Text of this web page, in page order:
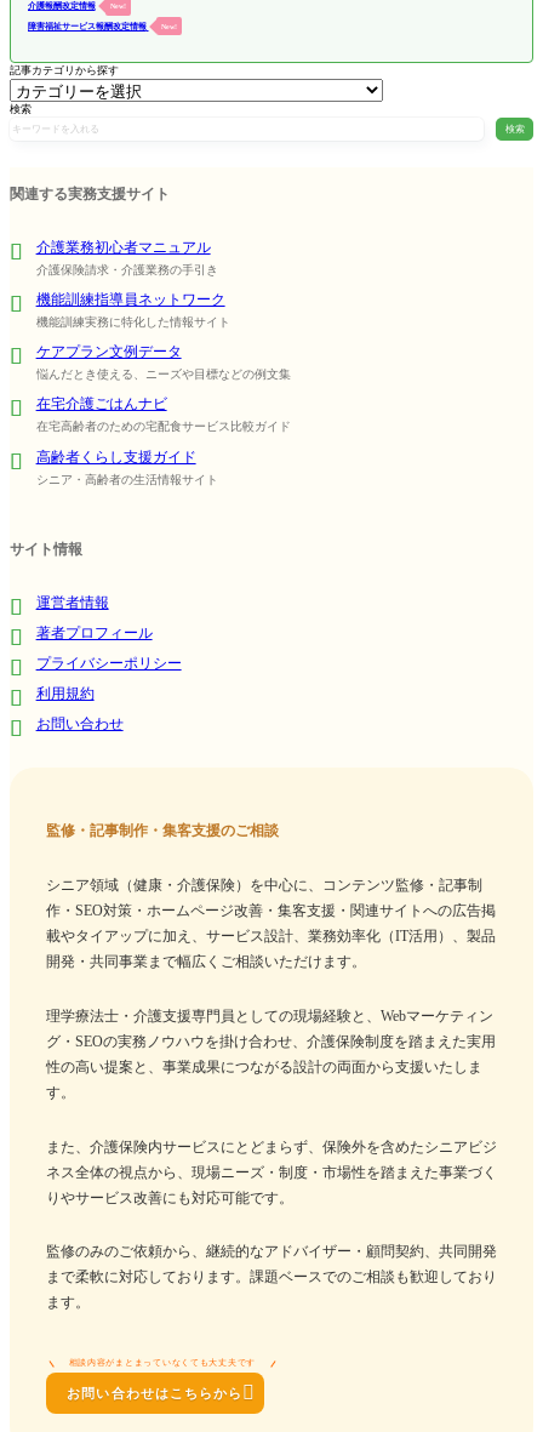
介護報酬改定情報 New!
障害福祉サービス報酬改定情報 New!
記事カテゴリから探す
検索
検索
関連する実務支援サイト
介護業務初心者マニュアル
介護保険請求・介護業務の手引き
機能訓練指導員ネットワーク
機能訓練実務に特化した情報サイト
ケアプラン文例データ
悩んだとき使える、ニーズや目標などの例文集
在宅介護ごはんナビ
在宅高齢者のための宅配食サービス比較ガイド
高齢者くらし支援ガイド
シニア・高齢者の生活情報サイト
サイト情報
運営者情報
著者プロフィール
プライバシーポリシー
利用規約
お問い合わせ
監修・記事制作・集客支援のご相談
シニア領域（健康・介護保険）を中心に、コンテンツ監修・記事制
作・SEO対策・ホームページ改善・集客支援・関連サイトへの広告掲
載やタイアップに加え、サービス設計、業務効率化（IT活用）、製品
開発・共同事業まで幅広くご相談いただけます。
理学療法士・介護支援専門員としての現場経験と、Webマーケティン
グ・SEOの実務ノウハウを掛け合わせ、介護保険制度を踏まえた実用
性の高い提案と、事業成果につながる設計の両面から支援いたしま
す。
また、介護保険内サービスにとどまらず、保険外を含めたシニアビジ
ネス全体の視点から、現場ニーズ・制度・市場性を踏まえた事業づく
りやサービス改善にも対応可能です。
監修のみのご依頼から、継続的なアドバイザー・顧問契約、共同開発
まで柔軟に対応しております。課題ベースでのご相談も歓迎しており
ます。
相談内容がまとまっていなくても大丈夫です
お問い合わせはこちらから 